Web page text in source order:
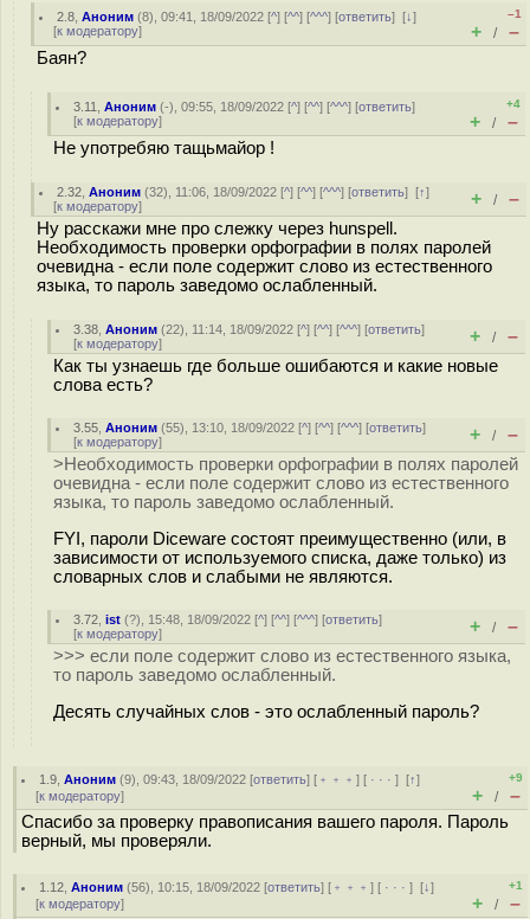
2.8 ,Аноним (8), 09:41, 18/09/2022 [^] [^^] [^^^] [ответить][↓]
[к модератору]
–1
+ / –
Баян?
3.11 ,Аноним (-), 09:55, 18/09/2022 [^] [^^] [^^^] [ответить]
[к модератору]
+4
+ / –
Не употребяю тащьмайор !
2.32 ,Аноним (32), 11:06, 18/09/2022 [^] [^^] [^^^] [ответить][↑]
[к модератору] + / –
Ну расскажи мне про слежку через hunspell.
Необходимость проверки орфографии в полях паролей
очевидна - если поле содержит слово из естественного
языка, то пароль заведомо ослабленный.
3.38 ,Аноним (22), 11:14, 18/09/2022 [^] [^^] [^^^] [ответить]
[к модератору] + / –
Как ты узнаешь где больше ошибаются и какие новые
слова есть?
3.55 ,Аноним (55), 13:10, 18/09/2022 [^] [^^] [^^^] [ответить]
[к модератору] + / –
>Необходимость проверки орфографии в полях паролей
очевидна - если поле содержит слово из естественного
языка, то пароль заведомо ослабленный.
FYI, пароли Diceware состоят преимущественно (или, в
зависимости от используемого списка, даже только) из
словарных слов и слабыми не являются.
3.72 ,ist (?), 15:48, 18/09/2022 [^] [^^] [^^^] [ответить]
[к модератору] + / –
>>> если поле содержит слово из естественного языка,
то пароль заведомо ослабленный.
Десять случайных слов - это ослабленный пароль?
1.9 ,Аноним (9), 09:43, 18/09/2022 [ответить] [ ﹢﹢﹢] [ · · ·][↑]
[к модератору]
+9
+ / –
Спасибо за проверку правописания вашего пароля. Пароль
верный, мы проверяли.
1.12 ,Аноним (56), 10:15, 18/09/2022 [ответить] [ ﹢﹢﹢] [ · · ·][↓]
[к модератору]
+1
+ / –